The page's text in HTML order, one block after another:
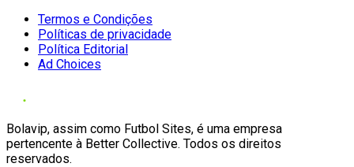
Termos e Condições
Políticas de privacidade
Política Editorial
Ad Choices
Bolavip, assim como Futbol Sites, é uma empresa
pertencente à Better Collective. Todos os direitos
reservados.